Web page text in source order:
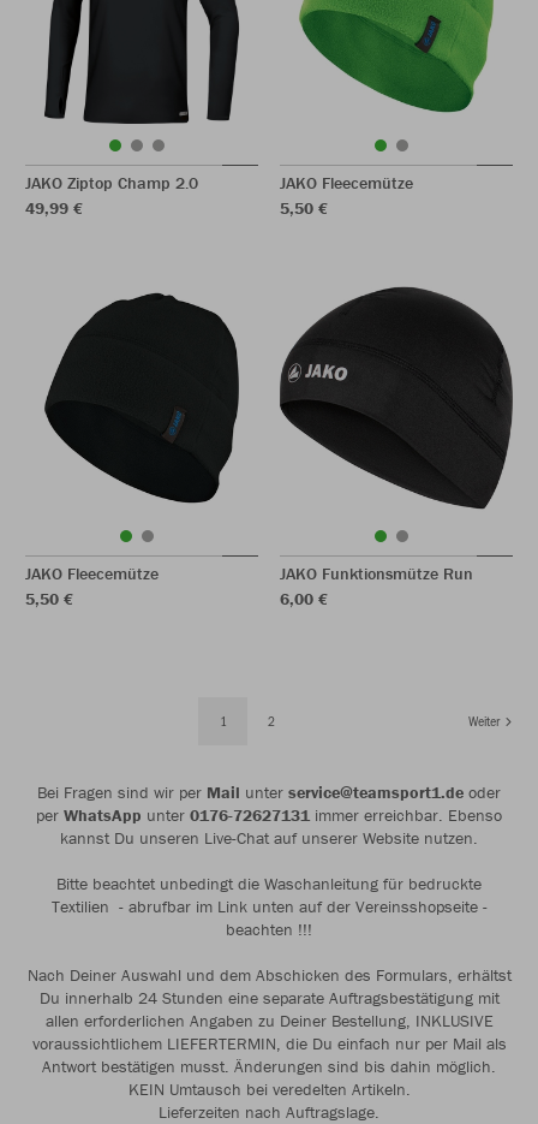
JAKO Ziptop Champ 2.0
49,99 €
JAKO Fleecemütze
5,50 €
JAKO Fleecemütze
5,50 €
JAKO Funktionsmütze Run
6,00 €
1 2 Weiter
Bei Fragen sind wir per Mail unter service@teamsport1.de oder
per WhatsApp unter 0176-72627131 immer erreichbar. Ebenso
kannst Du unseren Live-Chat auf unserer Website nutzen.
Bitte beachtet unbedingt die Waschanleitung für bedruckte
Textilien - abrufbar im Link unten auf der Vereinsshopseite -
beachten !!!
Nach Deiner Auswahl und dem Abschicken des Formulars, erhältst
Du innerhalb 24 Stunden eine separate Auftragsbestätigung mit
allen erforderlichen Angaben zu Deiner Bestellung, INKLUSIVE
voraussichtlichem LIEFERTERMIN, die Du einfach nur per Mail als
Antwort bestätigen musst. Änderungen sind bis dahin möglich.
KEIN Umtausch bei veredelten Artikeln.
Lieferzeiten nach Auftragslage.